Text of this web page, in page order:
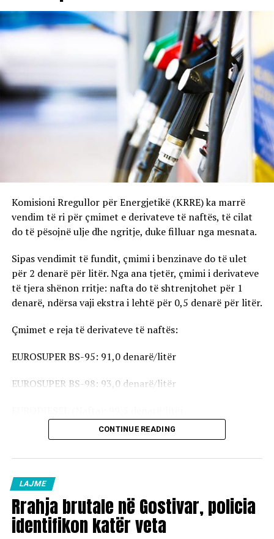
Komisioni Rregullor për Energjetikë (KRRE) ka marrë
vendim të ri për çmimet e derivateve të naftës, të cilat
do të pësojnë ulje dhe ngritje, duke filluar nga mesnata.
Sipas vendimit të fundit, çmimi i benzinave do të ulet
për 2 denarë për litër. Nga ana tjetër, çmimi i derivateve
të tjera shënon rritje: nafta do të shtrenjtohet për 1
denarë, ndërsa vaji ekstra i lehtë për 0,5 denarë për litër.
Çmimet e reja të derivateve të naftës:
EUROSUPER BS-95: 91,0 denarë/litër
EUROSUPER BS-98: 93,0 denarë/litër
Vaji ekstra i lehtë (EL-1): 98,5 denarë/litër
vlejnë në të gjitha pikat e karburanteve në vend.
CONTINUE READING
LAJME
Rrahja brutale në Gostivar, policia
identifikon katër veta